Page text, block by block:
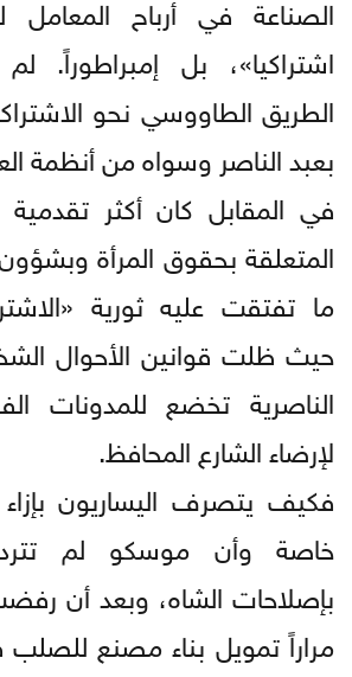
الصناعة في أرباح المعامل
اشتراكيا»، بل إمبراطوراً.
الطريق الطاووسي نحو
بعبد الناصر وسواه من أنظمة
في المقابل كان أكثر
المتعلقة بحقوق المرأة
ما تفتقت عليه ثورية
حيث ظلت قوانين الأحوال
الناصرية تخضع للمدونات
لإرضاء الشارع المحافظ.
فكيف يتصرف اليساريون
خاصة وأن موسكو لم
بإصلاحات الشاه، وبعد أن
مراراً تمويل بناء مصنع